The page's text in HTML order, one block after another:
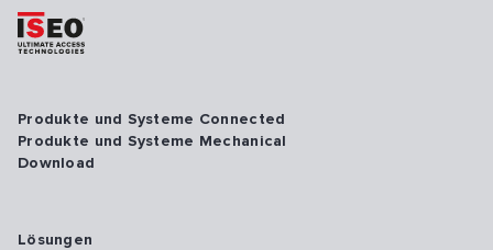
Produkte und Systeme Connected
Produkte und Systeme Mechanical
Download
Lösungen